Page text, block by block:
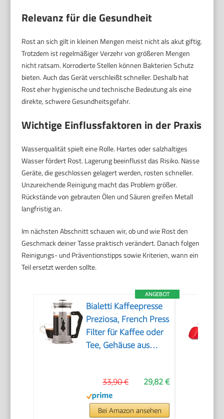
Relevanz für die Gesundheit
Rost an sich gilt in kleinen Mengen meist nicht als akut giftig.
Trotzdem ist regelmäßiger Verzehr von größeren Mengen
nicht ratsam. Korrodierte Stellen können Bakterien Schutz
bieten. Auch das Gerät verschleißt schneller. Deshalb hat
Rost eher hygienische und technische Bedeutung als eine
direkte, schwere Gesundheitsgefahr.
Wichtige Einflussfaktoren in der Praxis
Wasserqualität spielt eine Rolle. Hartes oder salzhaltiges
Wasser fördert Rost. Lagerung beeinflusst das Risiko. Nasse
Geräte, die geschlossen gelagert werden, rosten schneller.
Unzureichende Reinigung macht das Problem größer.
Rückstände von gebrauten Ölen und Säuren greifen Metall
langfristig an.
Im nächsten Abschnitt schauen wir, ob und wie Rost den
Geschmack deiner Tasse praktisch verändert. Danach folgen
Reinigungs- und Präventionstipps sowie Kriterien, wann ein
Teil ersetzt werden sollte.
ANGEBOT
Bialetti Kaffeepresse
Preziosa, French Press
Filter für Kaffee oder
Tee, Gehäuse aus
Borosilikatglas,
spülmaschinenfest, 1
Liter, 8 Tassen, Silber
29,82 €
33,90 €
Bei Amazon ansehen